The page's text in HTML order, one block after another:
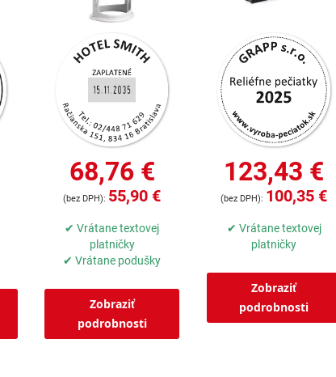
68,76 €
55,90 €
✔ Vrátane textovej
platničky
✔ Vrátane podušky
Zobraziť
podrobnosti
123,43 €
100,35 €
✔ Vrátane textovej
platničky
Zobraziť
podrobnosti